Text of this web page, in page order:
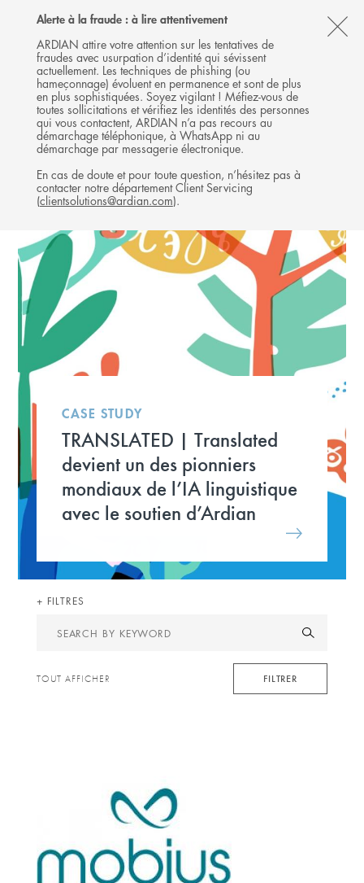
Alerte à la fraude : à lire attentivement
ARDIAN attire votre attention sur les tentatives de
fraudes avec usurpation d’identité qui sévissent
actuellement. Les techniques de phishing (ou
hameçonnage) évoluent en permanence et sont de plus
en plus sophistiquées. Soyez vigilant ! Méfiez-vous de
toutes sollicitations et vérifiez les identités des personnes
qui vous contactent, ARDIAN n’a pas recours au
démarchage téléphonique, à WhatsApp ni au
démarchage par messagerie électronique.
En cas de doute et pour toute question, n’hésitez pas à
contacter notre département Client Servicing
(clientsolutions@ardian.com).
Follow
Ardian
on
X
Follow
Ardian
on
LinkedIn
Follow
Ardian
on
YouTube
Ardian
on
Jobs
on
LinkedIn
MENU
INVESTISSEMENTS
GROWTH
CASE STUDY
TRANSLATED | Translated
devient un des pionniers
mondiaux de l’IA linguistique
avec le soutien d’Ardian
FILTRES
Search
keyword
FILTRER
TOUT AFFICHER